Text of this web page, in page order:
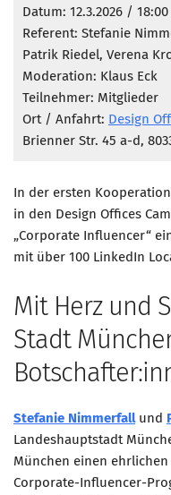
Marketing Pioniere
Arbeitsgruppen
MarketingFrauen
Münchner
Mentoring
MARKETING PIONIERE
Newsletter
Clubmagazin
MCM Club TV
Mitglied werden
PODCAST
Datum: 12.3.2026 /
Referent: Stefanie
Patrik Riedel, Verena
Moderation: Klaus Eck
Teilnehmer: Mitglieder
Ort / Anfahrt: Design
Brienner Str. 45 a-d,
In der ersten
in den Design Offices
„Corporate Influencer“
mit über 100 LinkedIn
Mit Herz und
Stadt
Stefanie Nimmerfall und
Landeshauptstadt
München einen
Corporate-Influencer-